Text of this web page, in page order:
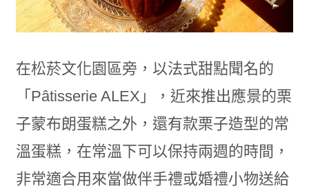
在松菸文化園區旁，以法式甜點聞名的
「Pâtisserie ALEX 」，近來推出應景的栗
子蒙布朗蛋糕之外，還有款栗子造型的常
溫蛋糕，在常溫下可以保持兩週的時間，
非常適合用來當做伴手禮或婚禮小物送給